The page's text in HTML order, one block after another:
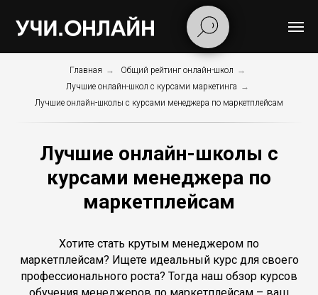
Главная → Общий рейтинг онлайн-школ →
Лучшие онлайн-школ с курсами маркетинга →
Лучшие онлайн-школы с курсами менеджера по маркетплейсам
Лучшие онлайн-школы с
курсами менеджера по
маркетплейсам
Хотите стать крутым менеджером по
маркетплейсам? Ищете идеальный курс для своего
профессионального роста? Тогда наш обзор курсов